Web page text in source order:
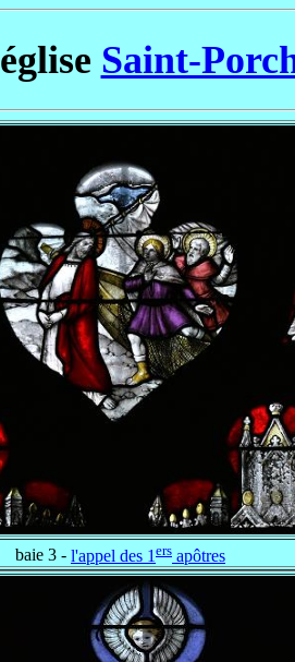
église Saint-
baie 3 - l'appel des 1 ers apôtres